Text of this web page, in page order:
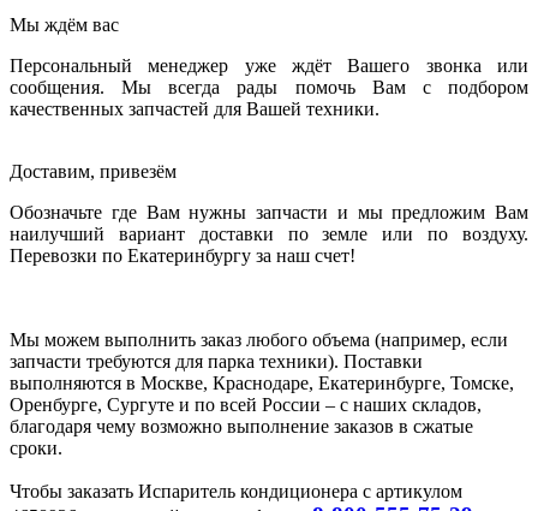
Мы ждём вас
Персональный менеджер уже ждёт Вашего звонка или
сообщения. Мы всегда рады помочь Вам с подбором
качественных запчастей для Вашей техники.
Доставим, привезём
Обозначьте где Вам нужны запчасти и мы предложим Вам
наилучший вариант доставки по земле или по воздуху.
Перевозки по Екатеринбургу за наш счет!
Мы можем выполнить заказ любого объема (например, если
запчасти требуются для парка техники). Поставки
выполняются в Москве, Краснодаре, Екатеринбурге, Томске,
Оренбурге, Сургуте и по всей России – с наших складов,
благодаря чему возможно выполнение заказов в сжатые
сроки.
Чтобы заказать Испаритель кондиционера с артикулом